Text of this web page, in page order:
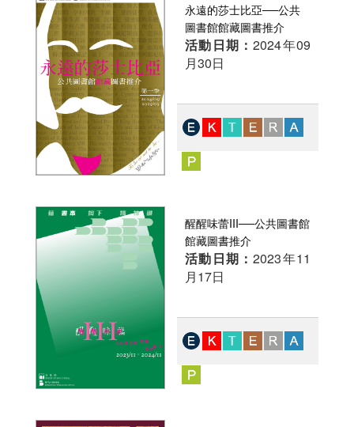
永遠的莎士比亞──公共
圖書館館藏圖書推介
活動日期：2024年09
月30日
醒醒味蕾III──公共圖書館
館藏圖書推介
活動日期：2023年11
月17日